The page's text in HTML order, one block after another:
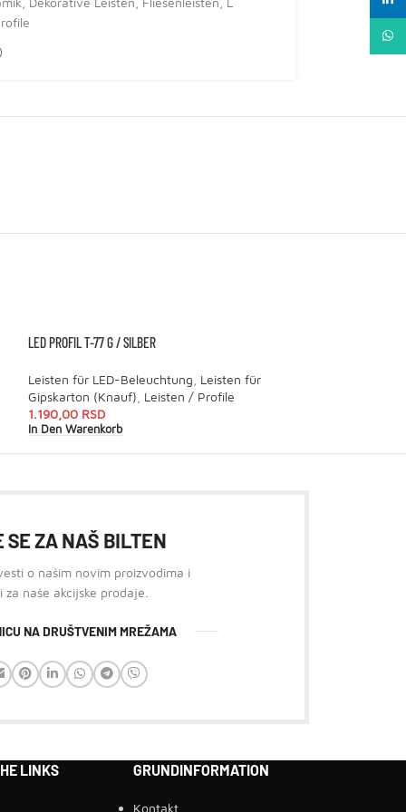
LED PROFIL T-77 G / SILBER
Leisten für LED-Beleuchtung Leisten für
Gipskarton (Knauf) Leisten / Profile
1.190,00 RSD
In Den Warenkorb
SE ZA NAŠ BILTEN
o našim novim proizvodima i
naše akcijske prodaje.
NA DRUŠTVENIM MREŽAMA
LINKS GRUNDINFORMATION
Kontakt